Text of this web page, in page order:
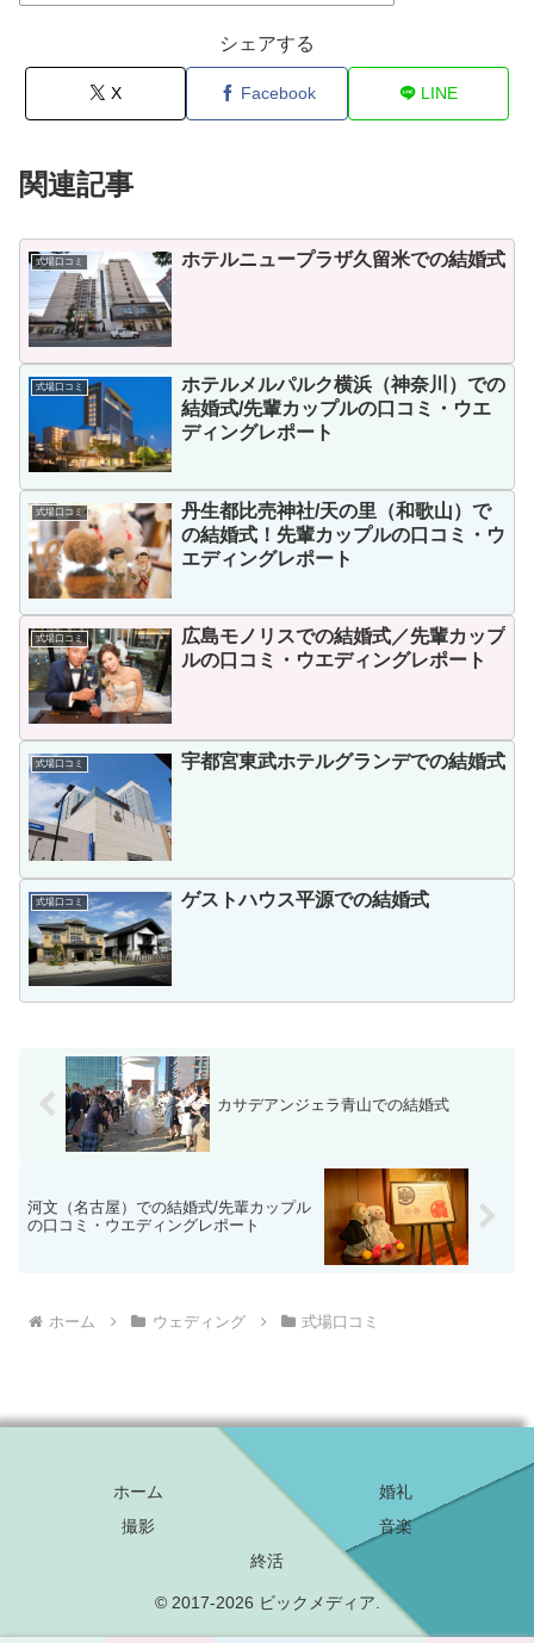
シェアする
X Facebook LINE
関連記事
式場口コミ ホテルニュープラザ久留米での結婚式
式場口コミ
ホテルメルパルク横浜（神奈川）での
結婚式/先輩カップルの口コミ・ウエ
ディングレポート
式場口コミ
丹生都比売神社/天の里（和歌山）で
の結婚式！先輩カップルの口コミ・ウ
エディングレポート
式場口コミ
広島モノリスでの結婚式／先輩カップ
ルの口コミ・ウエディングレポート
式場口コミ 宇都宮東武ホテルグランデでの結婚式
式場口コミ ゲストハウス平源での結婚式
カサデアンジェラ青山での結婚式
河文（名古屋）での結婚式/先輩カップル
の口コミ・ウエディングレポート
ホーム ウェディング 式場口コミ
ホーム
婚礼
撮影
音楽
終活
© 2017-2026 ビックメディア.